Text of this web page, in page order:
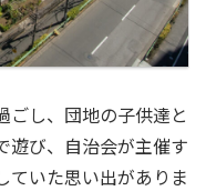
ごし、団地の子供達と
遊び、自治会が主催す
ていた思い出がありま